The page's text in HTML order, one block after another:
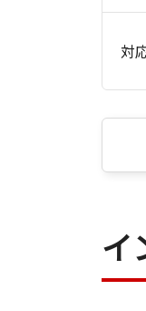
対
イ